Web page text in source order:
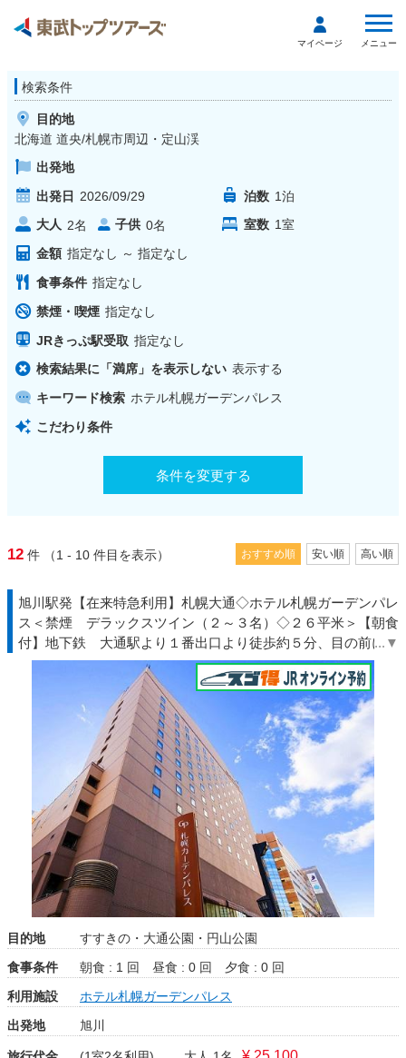
マイページ メニュー
検索条件
目的地
北海道 道央/札幌市周辺・定山渓
出発地
出発日 2026/09/29 泊数 1泊
大人 2名 子供 0名 室数 1室
金額 指定なし ～ 指定なし
食事条件 指定なし
禁煙・喫煙 指定なし
JRきっぷ駅受取 指定なし
検索結果に「満席」を表示しない 表示する
キーワード検索 ホテル札幌ガーデンパレス
こだわり条件
条件を変更する
12 件 （1 - 10 件目を表示） おすすめ順 安い順 高い順
旭川駅発【在来特急利用】札幌大通◇ホテル札幌ガーデンパレ
ス＜禁煙 デラックスツイン（２～３名）◇２６平米＞【朝食
付】地下鉄 大通駅より１番出口より徒歩約５分、目の前に道
庁♪◆北海道◇ＪＲきっぷ駅受取
目的地
すすきの・大通公園・円山公園
食事条件
朝食 : 1 回 昼食 : 0 回
夕食 : 0 回
利用施設
ホテル札幌ガーデンパレス
出発地
旭川